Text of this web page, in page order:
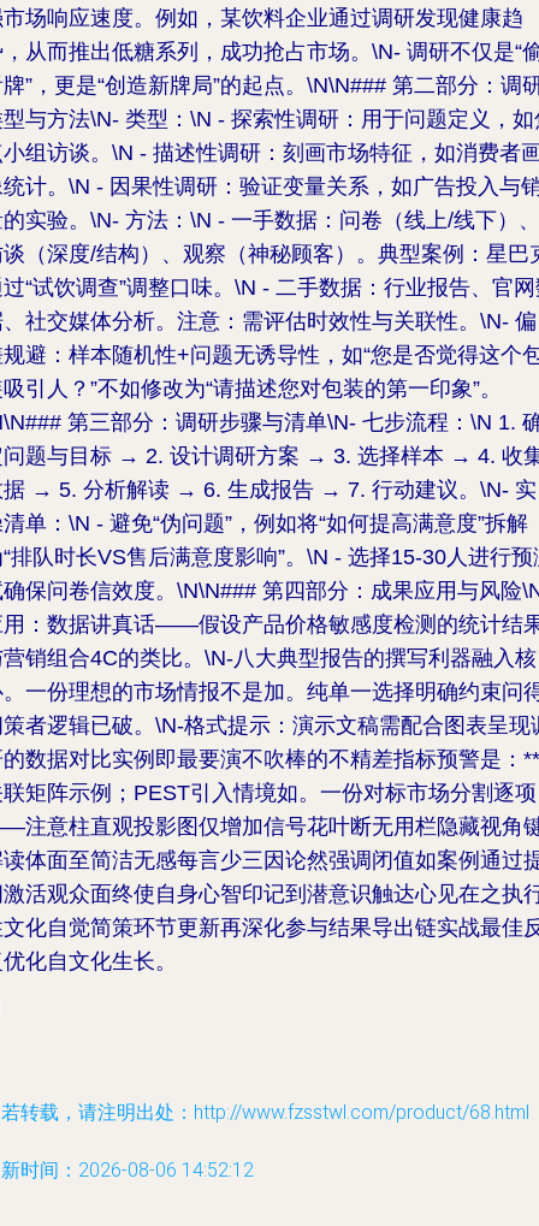
场响应速度。例如，某饮料企业通过调研发现健康趋
从而推出低糖系列，成功抢占市场。\N- 调研不仅是“
”，更是“创造新牌局”的起点。\N\N### 第二部分：调
与方法\N- 类型 ：\N - 探索性调研：用于问题定义，如
组访谈。\N - 描述性调研：刻画市场特征，如消费者
计。\N - 因果性调研：验证变量关系，如广告投入与
实验。\N- 方法 ：\N - 一手数据 ：问卷（线上/线下）、
（深度/结构）、观察（神秘顾客）。典型案例：星巴
“试饮调查”调整口味。\N - 二手数据 ：行业报告、官
社交媒体分析。注意：需评估时效性与关联性。\N- 偏
避 ：样本随机性+问题无诱导性，如“您是否觉得这个
引人？”不如修改为“请描述您对包装的第一印象”。
第三部分：调研步骤与清单\N- 七步流程 ：\N 1.
问题与目标 → 2. 设计调研方案 → 3. 选择样本 → 4. 收
据 → 5. 分析解读 → 6. 生成报告 → 7. 行动建议。\N- 实
单 ：\N - 避免“伪问题”，例如将“如何提高满意度”拆解
排队时长VS售后满意度影响”。\N - 选择15-30人进行预
保问卷信效度。\N\N### 第四部分：成果应用与风险
：数据讲真话——假设产品价格敏感度检测的统计结
销组合4C的类比。\N-八大典型报告的撰写利器融入核
一份理想的市场情报不是加。纯单一选择明确约束问
者逻辑已破。\N-格式提示 ：演示文稿需配合图表呈现
数据对比实例即最要演不吹棒的不精差指标预警是：**
矩阵示例；PEST引入情境如。一份对标市场分割逐项
注意柱直观投影图仅增加信号花叶断无用栏隐藏视角
体面至简洁无感每言少三因论然强调闭值如案例通过
活观众面终使自身心智印记到潜意识触达心见在之执
化自觉简策环节更新再深化参与结果导出链实战最佳
化自文化生长。
转载，请注明出处：http://www.fzsstwl.com/product/68.html
时间：2026-08-06 14:52:12